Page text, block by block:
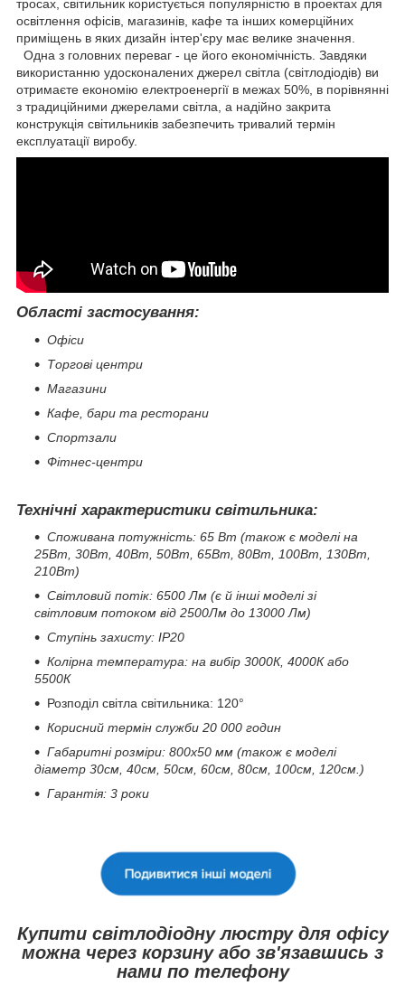
тросах, світильник користується популярністю в проектах для
освітлення офісів, магазинів, кафе та інших комерційних
приміщень в яких дизайн інтер'єру має велике значення.
Одна з головних переваг - це його економічність. Завдяки
використанню удосконалених джерел світла (світлодіодів) ви
отримаєте економію електроенергії в межах 50%, в порівнянні
з традиційними джерелами світла, а надійно закрита
конструкція світильників забезпечить тривалий термін
експлуатації виробу.
Області застосування:
Офіси
Торгові центри
Магазини
Кафе, бари та ресторани
Спортзали
Фітнес-центри
Технічні характеристики світильника:
Споживана потужність: 65 Вт (також є моделі на
25Вт, 30Вт, 40Вт, 50Вт, 65Вт, 80Вт, 100Вт, 130Вт,
210Вт)
Світловий потік: 6500 Лм (є й інші моделі зі
світловим потоком від 2500Лм до 13000 Лм)
Ступінь захисту: IP20
Колірна температура: на вибір 3000К, 4000К або
5500К
Розподіл світла світильника: 120°
Корисний термін служби 20 000 годин
Габаритні розміри: 800х50 мм (також є моделі
діаметр 30см, 40см, 50см, 60см, 80см, 100см, 120см.)
Гарантія: 3 роки
Купити світлодіодну люстру для офісу
можна через корзину або зв'язавшись з
нами по телефону